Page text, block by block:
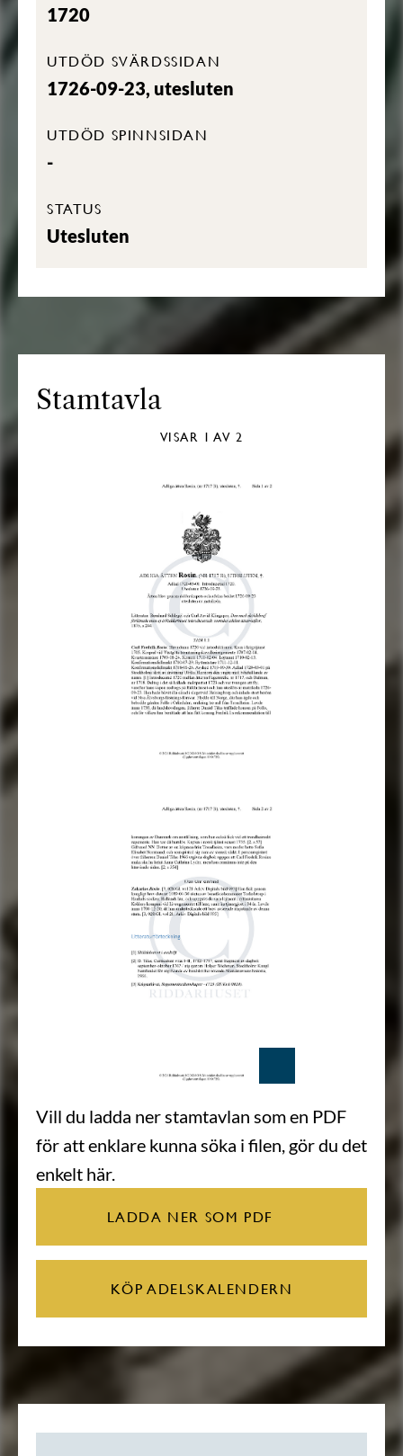
1720
UTDÖD SVÄRDSSIDAN
1726-09-23, utesluten
UTDÖD SPINNSIDAN
-
STATUS
Utesluten
Vill du ladda ner stamtavlan som en PDF
för att enklare kunna söka i filen, gör du det
enkelt här.
LADDA NER SOM PDF
KÖP ADELSKALENDERN
Stamtavla
VISAR 1 AV 2